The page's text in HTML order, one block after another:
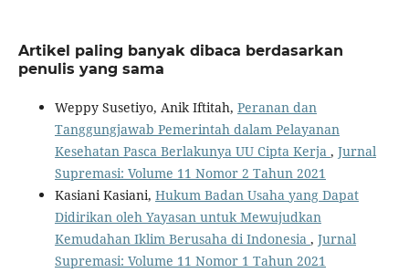
Artikel paling banyak dibaca berdasarkan
penulis yang sama
Weppy Susetiyo, Anik Iftitah, Peranan dan
Tanggungjawab Pemerintah dalam Pelayanan
Kesehatan Pasca Berlakunya UU Cipta Kerja , Jurnal
Supremasi: Volume 11 Nomor 2 Tahun 2021
Kasiani Kasiani, Hukum Badan Usaha yang Dapat
Didirikan oleh Yayasan untuk Mewujudkan
Kemudahan Iklim Berusaha di Indonesia , Jurnal
Supremasi: Volume 11 Nomor 1 Tahun 2021